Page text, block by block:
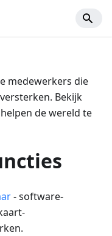
medewerkers die
Bekijk
de wereld te
- software-